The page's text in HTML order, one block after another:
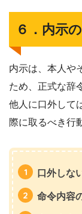
６．内示
内示は、本人や
ため、正式な辞
他人に口外して
際に取るべき行
口外しな
命令内容